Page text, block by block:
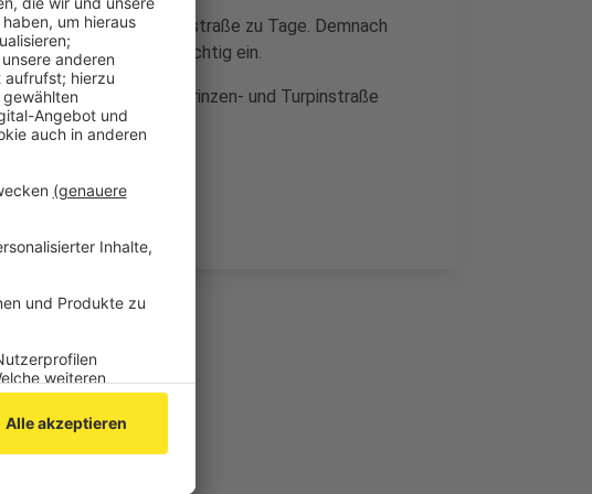
Ecke Turpinstraße zu Tage. Demnach
nicht mehr funktionstüchtig ein.
der Drimborn-, Kronprinzen- und Turpinstraße